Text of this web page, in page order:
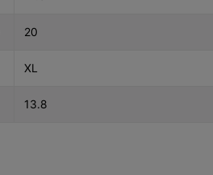
20
XL
13.8